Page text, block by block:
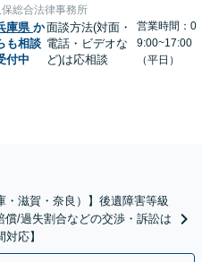
保総合法律事務所
庫県 か
も相談
付中
面談方法(対面・
電話・ビデオな
ど)は応相談
営業時間：0
9:00~17:00
（平日）
・滋賀・奈良）】後遺障害等級
/過失割合などの交渉・訴訟は
応】